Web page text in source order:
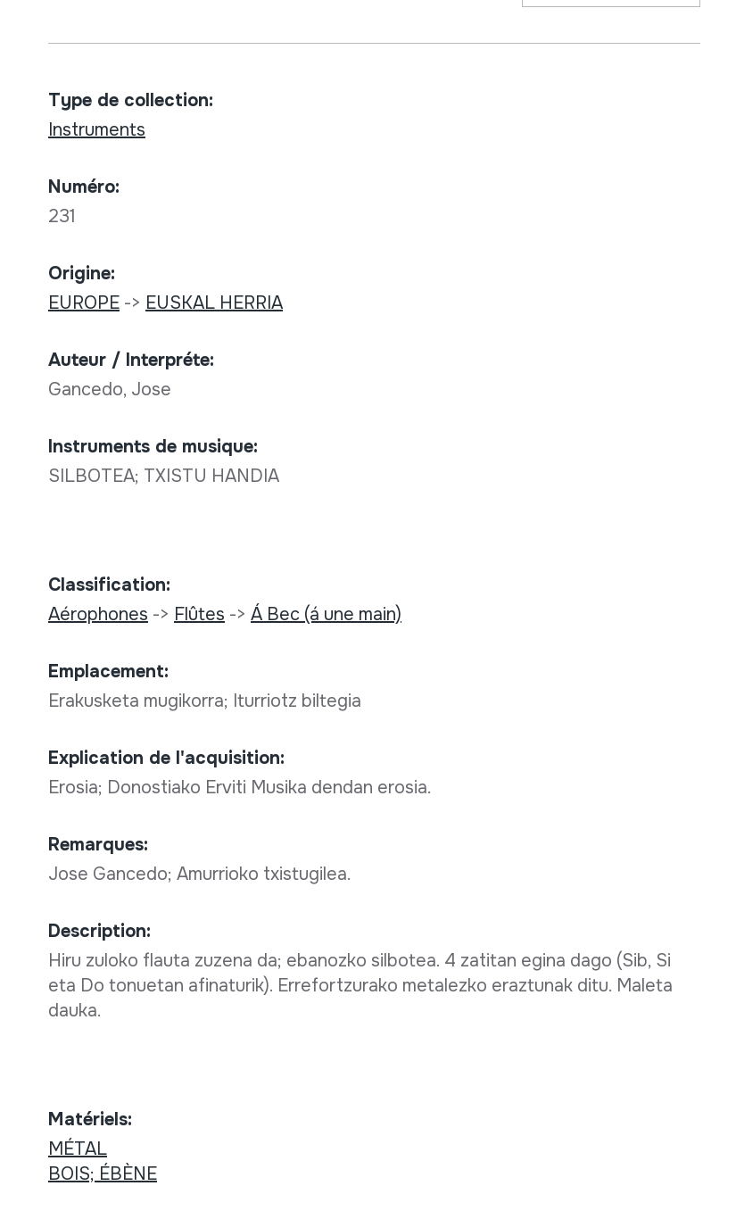
Type de collection:
Instruments
Numéro:
231
Origine:
EUROPE-> EUSKAL HERRIA
Auteur / Interpréte:
Gancedo, Jose
Instruments de musique:
SILBOTEA; TXISTU HANDIA
Classification:
Aérophones -> Flûtes -> Á Bec (á une main)
Emplacement:
Erakusketa mugikorra; Iturriotz biltegia
Explication de l'acquisition:
Erosia; Donostiako Erviti Musika dendan erosia.
Remarques:
Jose Gancedo; Amurrioko txistugilea.
Description:
Hiru zuloko flauta zuzena da; ebanozko silbotea. 4 zatitan egina dago (Sib, Si
eta Do tonuetan afinaturik). Errefortzurako metalezko eraztunak ditu. Maleta
dauka.
Matériels:
MÉTAL
BOIS; ÉBÈNE